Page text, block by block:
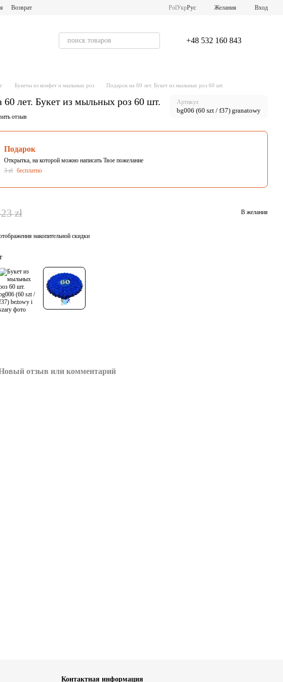
Возврат PolУкрРус Желания Вход
+48 532 160 843
Букеты из конфет и мыльных роз Подарок на 60 лет. Букет из мыльных роз 60 шт.
60 лет. Букет из мыльных роз 60 шт. Артикул
bg006 (60 szt / f37) granatowy
отзыв
Подарок
Открытка, на которой можно написать Твое пожелание
3 zł бесплатно
zł В желания
накопительной скидки
отзыв или комментарий
Контактная информация